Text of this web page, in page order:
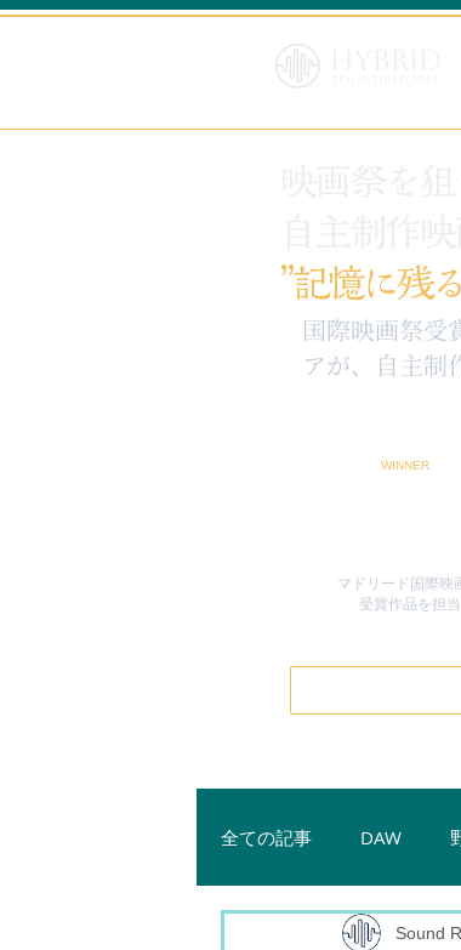
”記憶に残
国際映画祭受
アが、自主制
WINNER
マドリード国際映
​受賞作品を担当
全ての記事 DAW
Sound